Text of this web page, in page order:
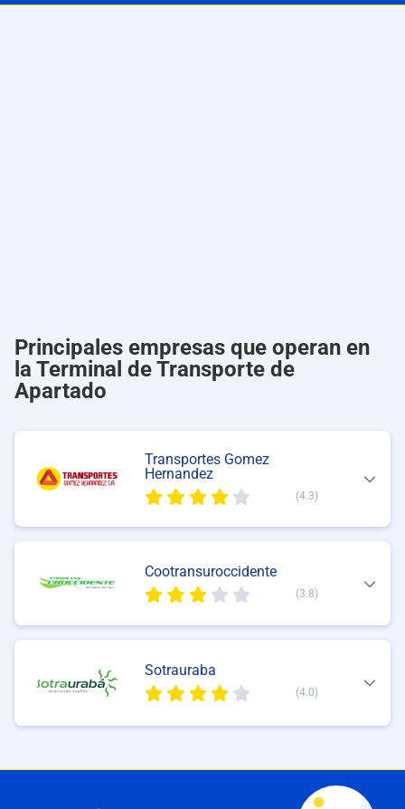
Principales empresas que operan en
la Terminal de Transporte de
Apartado
Transportes Gomez
Hernandez
(4.3)
Cootransuroccidente
(3.8)
Sotrauraba
(4.0)